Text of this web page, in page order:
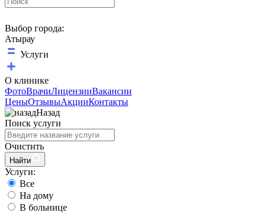
Выбор города:
Атырау
Услуги
О клинике
ФотоВрачиЛицензииВакансии
ЦеныОтзывыАкцииКонтакты
Назад
Поиск услуги
Очистить
Найти
Услуги:
Все
На дому
В больнице